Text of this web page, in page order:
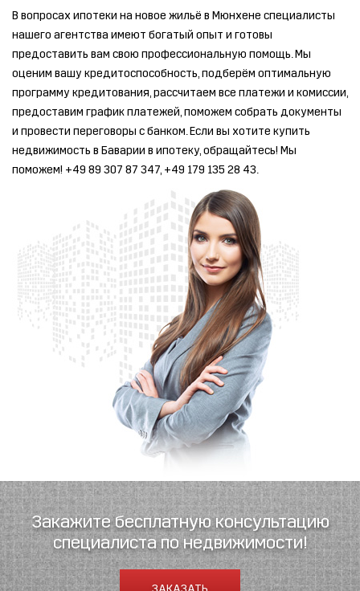
В вопросах ипотеки на новое жильё в Мюнхене специалисты
нашего агентства имеют богатый опыт и готовы
предоставить вам свою профессиональную помощь. Мы
оценим вашу кредитоспособность, подберём оптимальную
программу кредитования, рассчитаем все платежи и комиссии,
предоставим график платежей, поможем собрать документы
и провести переговоры с банком. Если вы хотите купить
недвижимость в Баварии в ипотеку, обращайтесь! Мы
поможем! +49 89 307 87 347, +49 179 135 28 43.
Закажите бесплатную консультацию
специалиста по недвижимости!